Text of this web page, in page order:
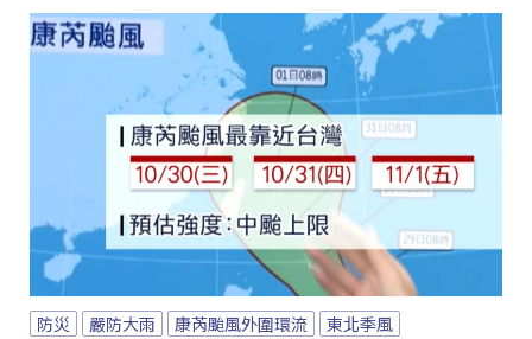
防災 嚴防大雨 康芮颱風外圍環流 東北季風